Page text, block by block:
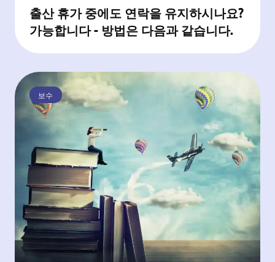
출산 휴가 중에도 연락을 유지하시나요?
가능합니다 - 방법은 다음과 같습니다.
보수